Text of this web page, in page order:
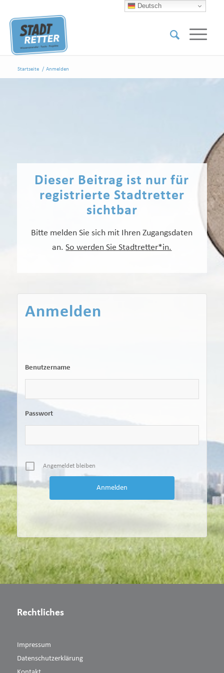
Startseite / Anmelden
Dieser Beitrag ist nur für
registrierte Stadtretter
sichtbar
Bitte melden Sie sich mit Ihren Zugangsdaten
an.So werden Sie Stadtretter*in.
Anmelden
Benutzername
Passwort
Angemeldet bleiben
Rechtliches
Impressum
Datenschutzerklärung
Deutsch